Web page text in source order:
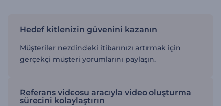
Hedef kitlenizin güvenini kazanın
Müşteriler nezdindeki itibarınızı artırmak için
gerçekçi müşteri yorumlarını paylaşın.
Referans videosu aracıyla video oluşturma
sürecini kolaylaştırın